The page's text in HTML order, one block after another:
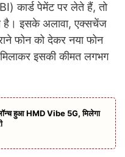
कार्ड पेमेंट पर लेते हैं, तो
है। इसके अलावा, एक्सचेंज
फोन को देकर नया फोन
इसकी कीमत लगभग
हुआ HMD Vibe 5G, मिलेगा